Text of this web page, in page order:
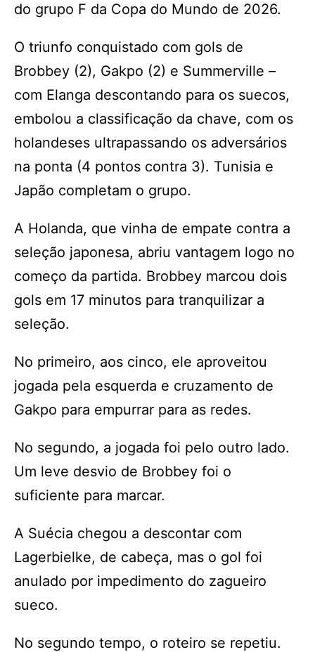
do grupo F da Copa do Mundo de 2026.
O triunfo conquistado com gols de
Brobbey (2), Gakpo (2) e Summerville –
com Elanga descontando para os suecos,
embolou a classificação da chave, com os
holandeses ultrapassando os adversários
na ponta (4 pontos contra 3). Tunisia e
Japão completam o grupo.
A Holanda, que vinha de empate contra a
seleção japonesa, abriu vantagem logo no
começo da partida. Brobbey marcou dois
gols em 17 minutos para tranquilizar a
seleção.
No primeiro, aos cinco, ele aproveitou
jogada pela esquerda e cruzamento de
Gakpo para empurrar para as redes.
No segundo, a jogada foi pelo outro lado.
Um leve desvio de Brobbey foi o
suficiente para marcar.
A Suécia chegou a descontar com
Lagerbielke, de cabeça, mas o gol foi
anulado por impedimento do zagueiro
sueco.
No segundo tempo, o roteiro se repetiu.